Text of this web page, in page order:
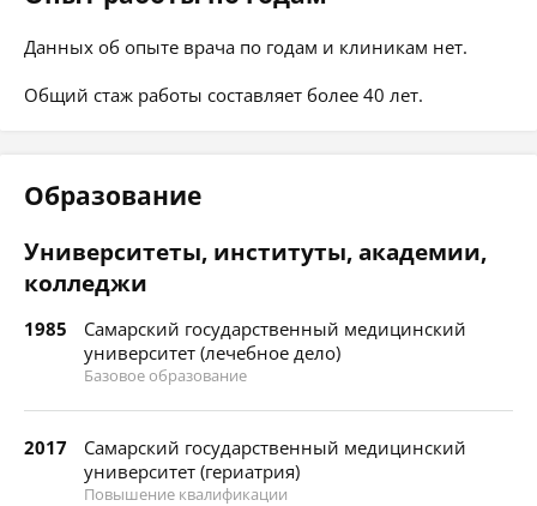
Данных об опыте врача по годам и клиникам нет.
Общий стаж работы составляет более 40 лет.
Образование
Университеты, институты, академии,
колледжи
1985
Самарский государственный медицинский
университет (лечебное дело)
Базовое образование
2017
Самарский государственный медицинский
университет (гериатрия)
Повышение квалификации